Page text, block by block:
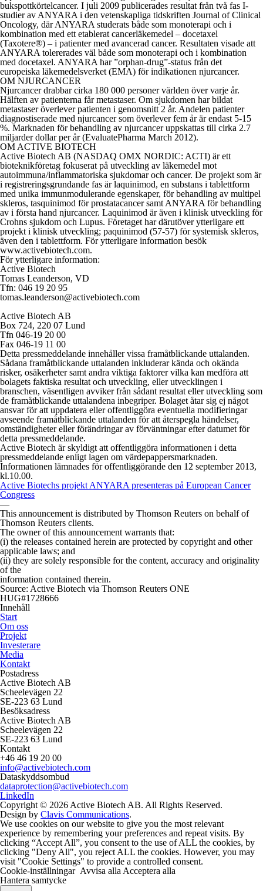
bukspottkörtelcancer. I juli 2009 publicerades resultat från två fas I-
studier av ANYARA i den vetenskapliga tidskriften Journal of Clinical
Oncology, där ANYARA studerats både som monoterapi och i
kombination med ett etablerat cancerläkemedel – docetaxel
(Taxotere®) – i patienter med avancerad cancer. Resultaten visade att
ANYARA tolererades väl både som monoterapi och i kombination
med docetaxel. ANYARA har ”orphan-drug”-status från det
europeiska läkemedelsverket (EMA) för indikationen njurcancer.
OM NJURCANCER
Njurcancer drabbar cirka 180 000 personer världen över varje år.
Hälften av patienterna får metastaser. Om sjukdomen har bildat
metastaser överlever patienten i genomsnitt 2 år. Andelen patienter
diagnostiserade med njurcancer som överlever fem år är endast 5-15
%. Marknaden för behandling av njurcancer uppskattas till cirka 2.7
miljarder dollar per år (EvaluatePharma March 2012).
OM ACTIVE BIOTECH
Active Biotech AB (NASDAQ OMX NORDIC: ACTI) är ett
bioteknikföretag fokuserat på utveckling av läkemedel mot
autoimmuna/inflammatoriska sjukdomar och cancer. De projekt som är
i registreringsgrundande fas är laquinimod, en substans i tablettform
med unika immunmodulerande egenskaper, för behandling av multipel
skleros, tasquinimod för prostatacancer samt ANYARA för behandling
av i första hand njurcancer. Laquinimod är även i klinisk utveckling för
Crohns sjukdom och Lupus. Företaget har därutöver ytterligare ett
projekt i klinisk utveckling; paquinimod (57-57) för systemisk skleros,
även den i tablettform. För ytterligare information besök
www.activebiotech.com.
För ytterligare information:
Active Biotech
Tomas Leanderson, VD
Tfn: 046 19 20 95
tomas.leanderson@activebiotech.com
Active Biotech AB
Box 724, 220 07 Lund
Tfn 046-19 20 00
Fax 046-19 11 00
Detta pressmeddelande innehåller vissa framåtblickande uttalanden.
Sådana framåtblickande uttalanden inkluderar kända och okända
risker, osäkerheter samt andra viktiga faktorer vilka kan medföra att
bolagets faktiska resultat och utveckling, eller utvecklingen i
branschen, väsentligen avviker från sådant resultat eller utveckling som
de framåtblickande uttalandena inbegriper. Bolaget åtar sig ej något
ansvar för att uppdatera eller offentliggöra eventuella modifieringar
avseende framåtblickande uttalanden för att återspegla händelser,
omständigheter eller förändringar av förväntningar efter datumet för
detta pressmeddelande.
Active Biotech är skyldigt att offentliggöra informationen i detta
pressmeddelande enligt lagen om värdepappersmarknaden.
Informationen lämnades för offentliggörande den 12 september 2013,
kl.10.00.
Active Biotechs projekt ANYARA presenteras på European Cancer
Congress
—
This announcement is distributed by Thomson Reuters on behalf of
Thomson Reuters clients.
The owner of this announcement warrants that:
(i) the releases contained herein are protected by copyright and other
applicable laws; and
(ii) they are solely responsible for the content, accuracy and originality
of the
information contained therein.
Source: Active Biotech via Thomson Reuters ONE
HUG#1728666
Innehåll
Start
Om oss
Projekt
Investerare
Media
Kontakt
Postadress
Active Biotech AB
Scheelevägen 22
SE-223 63 Lund
Besöksadress
Active Biotech AB
Scheelevägen 22
SE-223 63 Lund
Kontakt
+46 46 19 20 00
info@activebiotech.com
Dataskyddsombud
dataprotection@activebiotech.com
LinkedIn
Copyright © 2026 Active Biotech AB. All Rights Reserved.
Design by Clavis Communications.
We use cookies on our website to give you the most relevant
experience by remembering your preferences and repeat visits. By
clicking “Accept All”, you consent to the use of ALL the cookies, by
clicking "Deny All", you reject ALL the cookies. However, you may
visit "Cookie Settings" to provide a controlled consent.
Cookie-inställningar Avvisa alla Acceptera alla
Hantera samtycke